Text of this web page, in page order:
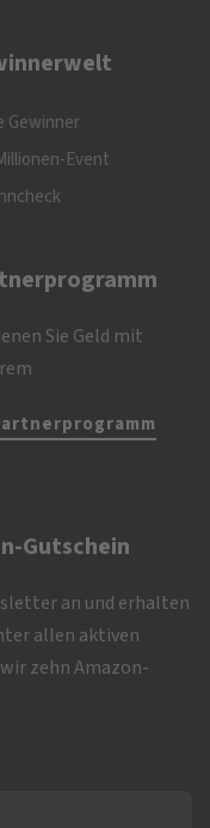
Gewinner
Event
Sie Geld mit
Gutschein
an und erhalten
allen aktiven
zehn Amazon-